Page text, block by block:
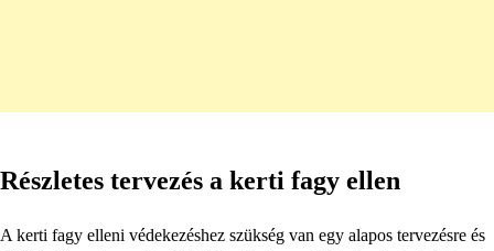
Részletes tervezés a kerti fagy ellen
A kerti fagy elleni védekezéshez szükség van egy alapos tervezésre és